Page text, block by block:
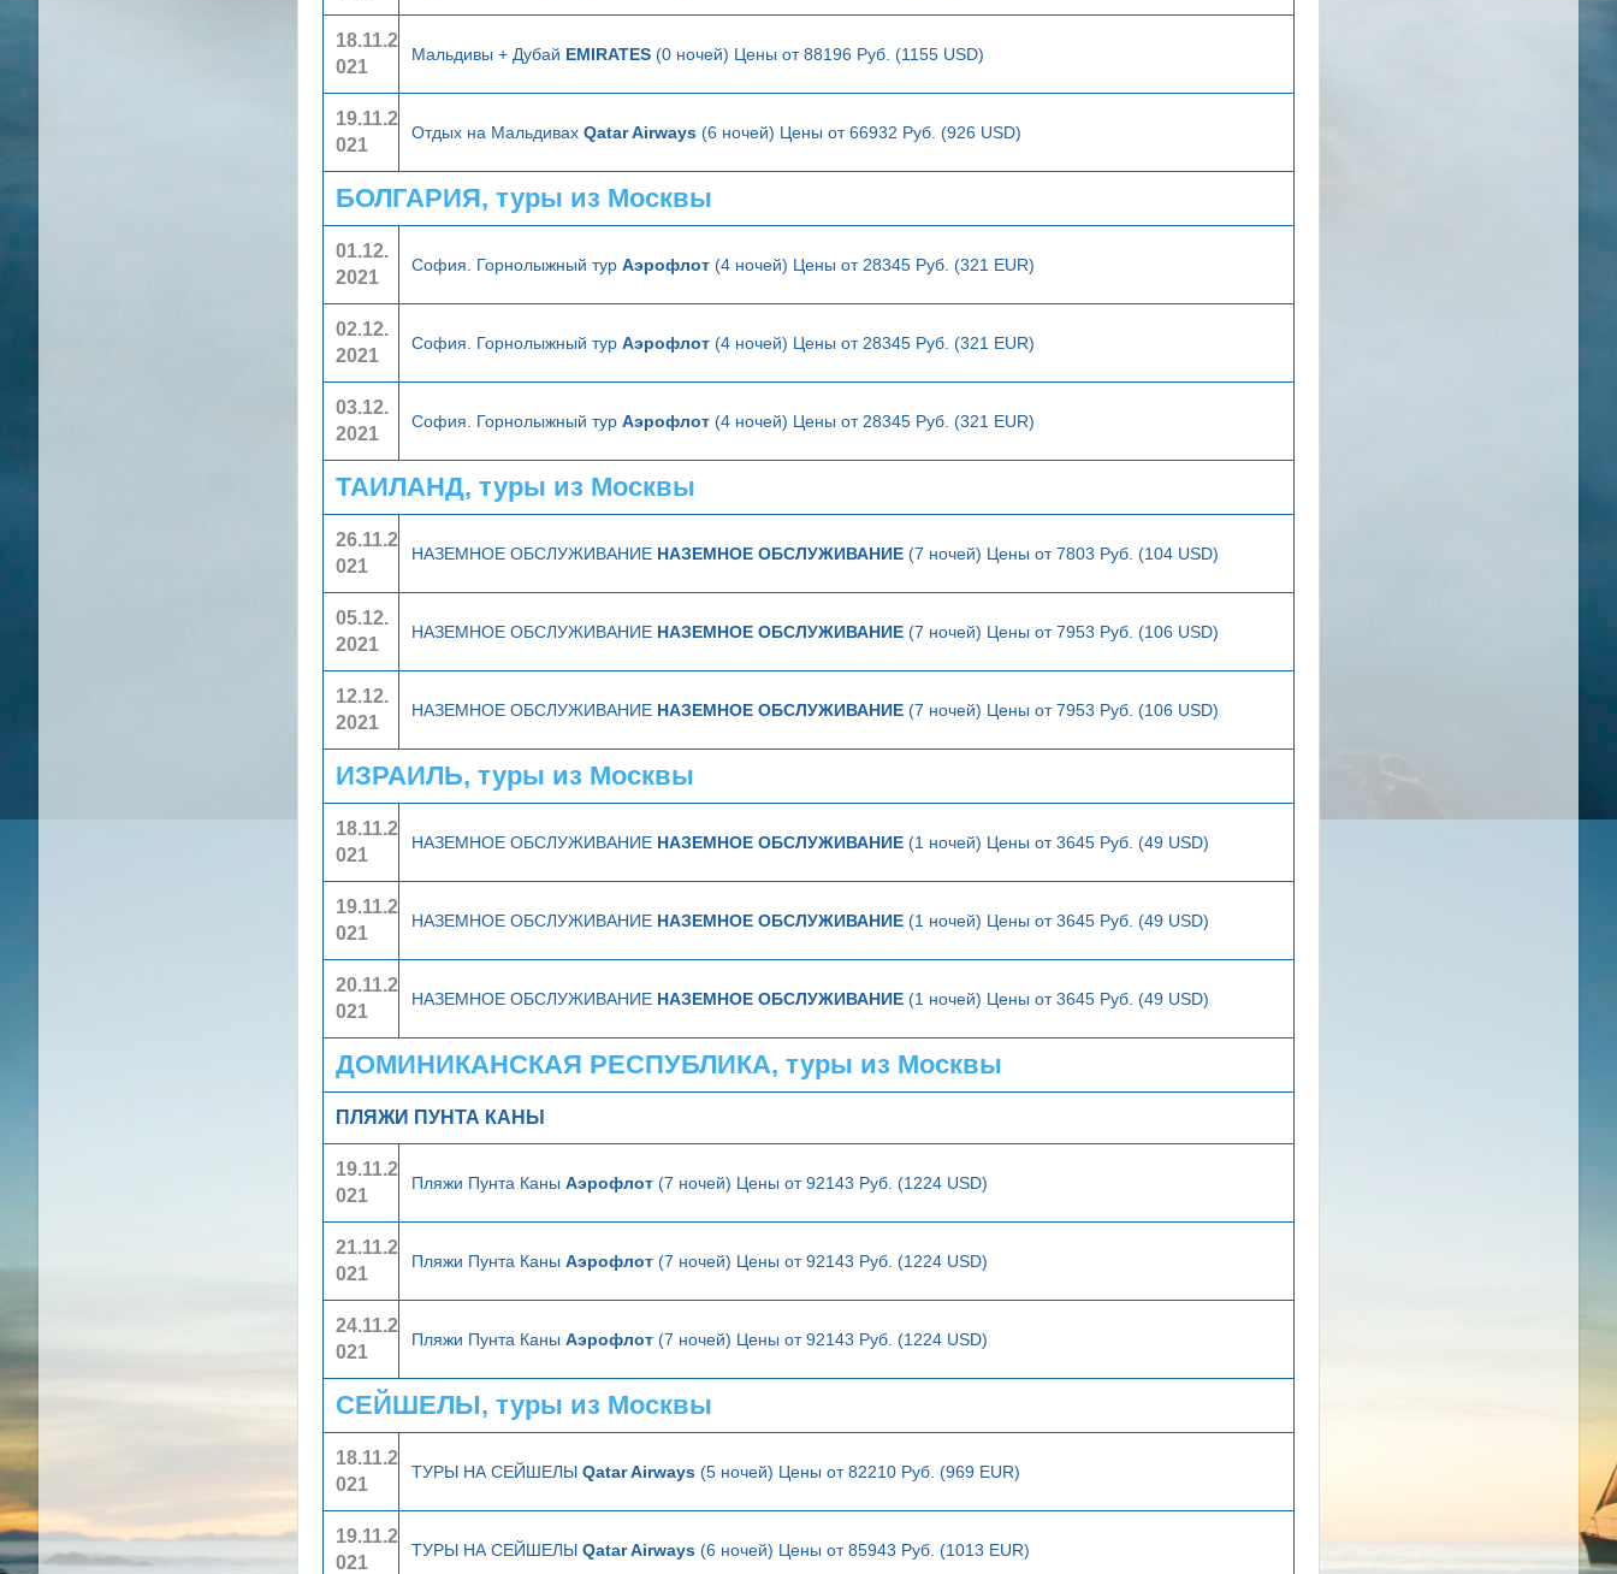
18.11.2
021
Мальдивы + Дубай EMIRATES (0 ночей) Цены от 88196 Руб. (1155 USD)
19.11.2
021
Отдых на Мальдивах Qatar Airways (6 ночей) Цены от 66932 Руб. (926 USD)
БОЛГАРИЯ, туры из Москвы
01.12.
2021
София. Горнолыжный тур Аэрофлот (4 ночей) Цены от 28345 Руб. (321 EUR)
02.12.
2021
София. Горнолыжный тур Аэрофлот (4 ночей) Цены от 28345 Руб. (321 EUR)
03.12.
2021
София. Горнолыжный тур Аэрофлот (4 ночей) Цены от 28345 Руб. (321 EUR)
ТАИЛАНД, туры из Москвы
26.11.2
021
НАЗЕМНОЕ ОБСЛУЖИВАНИЕ НАЗЕМНОЕ ОБСЛУЖИВАНИЕ (7 ночей) Цены от 7803 Руб. (104 USD)
05.12.
2021
НАЗЕМНОЕ ОБСЛУЖИВАНИЕ НАЗЕМНОЕ ОБСЛУЖИВАНИЕ (7 ночей) Цены от 7953 Руб. (106 USD)
12.12.
2021
НАЗЕМНОЕ ОБСЛУЖИВАНИЕ НАЗЕМНОЕ ОБСЛУЖИВАНИЕ (7 ночей) Цены от 7953 Руб. (106 USD)
ИЗРАИЛЬ, туры из Москвы
18.11.2
021
НАЗЕМНОЕ ОБСЛУЖИВАНИЕ НАЗЕМНОЕ ОБСЛУЖИВАНИЕ (1 ночей) Цены от 3645 Руб. (49 USD)
19.11.2
021
НАЗЕМНОЕ ОБСЛУЖИВАНИЕ НАЗЕМНОЕ ОБСЛУЖИВАНИЕ (1 ночей) Цены от 3645 Руб. (49 USD)
20.11.2
021
НАЗЕМНОЕ ОБСЛУЖИВАНИЕ НАЗЕМНОЕ ОБСЛУЖИВАНИЕ (1 ночей) Цены от 3645 Руб. (49 USD)
ДОМИНИКАНСКАЯ РЕСПУБЛИКА, туры из Москвы
ПЛЯЖИ ПУНТА КАНЫ
19.11.2
021
Пляжи Пунта Каны Аэрофлот (7 ночей) Цены от 92143 Руб. (1224 USD)
21.11.2
021
Пляжи Пунта Каны Аэрофлот (7 ночей) Цены от 92143 Руб. (1224 USD)
24.11.2
021
Пляжи Пунта Каны Аэрофлот (7 ночей) Цены от 92143 Руб. (1224 USD)
СЕЙШЕЛЫ, туры из Москвы
18.11.2
021
ТУРЫ НА СЕЙШЕЛЫ Qatar Airways (5 ночей) Цены от 82210 Руб. (969 EUR)
19.11.2
021
ТУРЫ НА СЕЙШЕЛЫ Qatar Airways (6 ночей) Цены от 85943 Руб. (1013 EUR)